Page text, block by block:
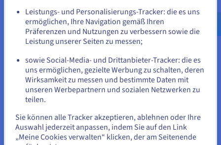
File Storage ist die richtige Wahl für Sie, wenn Sie ein
einfaches, hierarchisches Speichersystem benötigen, das mit
traditionellen Dateisystemen kompatibel und einfach zu
navigieren und zu verwalten ist. Dieser Speicher eignet sich
besonders für kleinere Datensätze und Szenarien mit
geteiltem Zugriff.
Wählen Sie Object Storage, wenn Sie mit großen Mengen
unstrukturierter Unternehmensdaten arbeiten, auf die über
Webprotokolle zugegriffen werden soll. Seine Skalierbarkeit
und Kosteneffizienz machen diesen Speichertyp zur besten
Wahl für cloud-native Anwendungen, Big-Data-Analysen
sowie Archivierung.
Und schließlich ist Block Storage vor allem für Anwendungen
us.ovhcloud.com/learn Englisch USD - $
oder
Auf der aktuellen Website bleiben
Eine andere Website wählen
Schließen
Leistungs- und Personalisierungs-Tracker: die es uns
ermöglichen, Ihre Navigation gemäß Ihren
Präferenzen und Nutzungen zu verbessern sowie die
Leistung unserer Seiten zu messen;
sowie Social-Media- und Drittanbieter-Tracker: die es
uns ermöglichen, gezielte Werbung zu schalten, deren
Wirksamkeit zu messen und bestimmte Daten mit
unseren Werbepartnern und sozialen Netzwerken zu
teilen.
Sie können alle Tracker akzeptieren, ablehnen oder Ihre
Auswahl jederzeit anpassen, indem Sie auf den Link
„Meine Cookies verwalten“ klicken, der am Seitenende